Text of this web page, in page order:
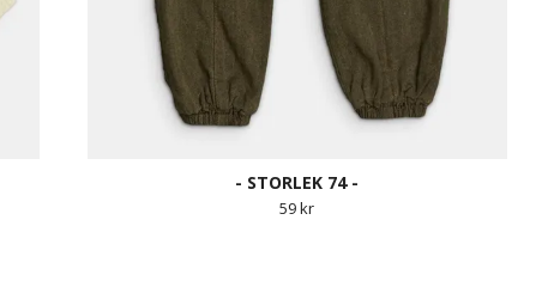
- STORLEK 74 -
59 kr